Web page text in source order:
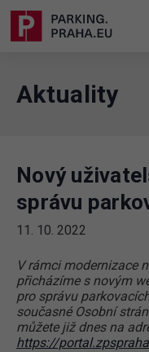
Aktuality
Nový
správu
11. 10. 2022
V rámci modernizace
přicházíme s novým
pro správu
současné Osobní
můžete již dnes na
https://